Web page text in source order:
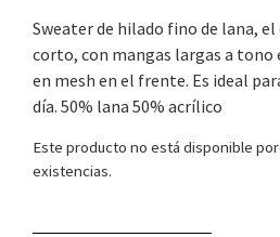
Sweater de hilado fino de lana,
corto, con mangas largas a tono
en mesh en el frente. Es ideal
día. 50% lana 50% acrílico
Este producto no está disponible
existencias.